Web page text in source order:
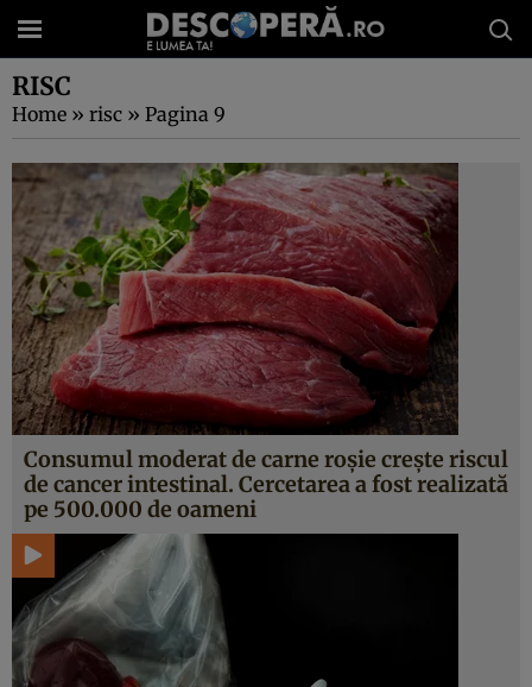
RISC
Home » risc » Pagina 9
Consumul moderat de carne roşie creşte riscul
de cancer intestinal. Cercetarea a fost realizată
pe 500.000 de oameni